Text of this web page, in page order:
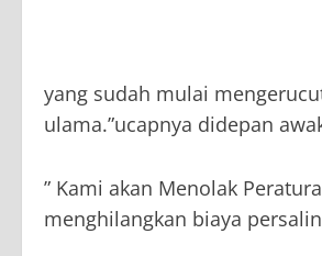
yang sudah mulai
ulama.”ucapnya didepan
” Kami akan Menolak
menghilangkan biaya